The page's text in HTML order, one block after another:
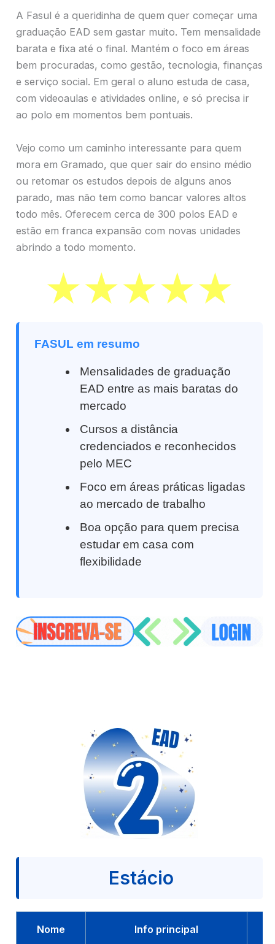
A Fasul é a queridinha de quem quer começar uma
graduação EAD sem gastar muito. Tem mensalidade
barata e fixa até o final. Mantém o foco em áreas
bem procuradas, como gestão, tecnologia, finanças
e serviço social. Em geral o aluno estuda de casa,
com videoaulas e atividades online, e só precisa ir
ao polo em momentos bem pontuais.
Vejo como um caminho interessante para quem
mora em Gramado, que quer sair do ensino médio
ou retomar os estudos depois de alguns anos
parado, mas não tem como bancar valores altos
todo mês. Oferecem cerca de 300 polos EAD e
estão em franca expansão com novas unidades
abrindo a todo momento.
FASUL em resumo
Mensalidades de graduação
EAD entre as mais baratas do
mercado
Cursos a distância
credenciados e reconhecidos
pelo MEC
Foco em áreas práticas ligadas
ao mercado de trabalho
Boa opção para quem precisa
estudar em casa com
flexibilidade
Estácio
Nome Info principal